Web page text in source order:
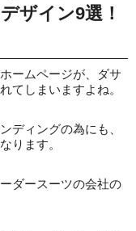
ザイン9選！
ームページが、ダサ
てしまいますよね。
ディングの為にも、
ります。
ダースーツの会社の